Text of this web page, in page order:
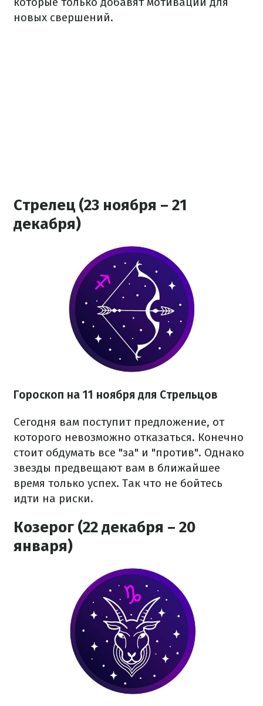
новых свершений.
Стрелец (23 ноября – 21
декабря)
Гороскоп на 11 ноября для Стрельцов
Сегодня вам поступит предложение, от
которого невозможно отказаться. Конечно
стоит обдумать все "за" и "против". Однако
звезды предвещают вам в ближайшее
время только успех. Так что не бойтесь
идти на риски.
Козерог (22 декабря – 20
января)